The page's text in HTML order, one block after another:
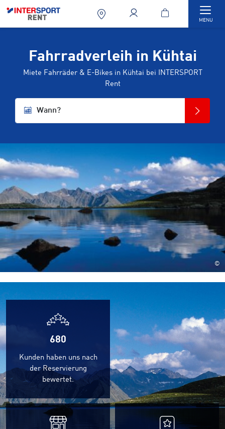
MENU
Fahrradverleih in Kühtai
Miete Fahrräder & E-Bikes in Kühtai bei INTERSPORT
Rent
Wann?
©
680
Kunden haben uns nach
der Reservierung
bewertet.